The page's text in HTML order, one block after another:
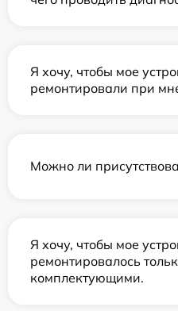
Я хочу, чтобы мое
ремонтировали при
Можно ли
Я хочу, чтобы мое
ремонтировалось
комплектующими.